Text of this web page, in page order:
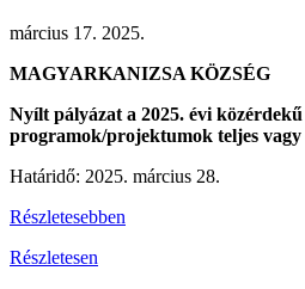
március 17. 2025.
MAGYARKANIZSA KÖZSÉG
Nyílt pályázat a 2025. évi közérdekű
programok/projektumok teljes vagy
Határidő: 2025. március 28.
Részletesebben
Részletesen